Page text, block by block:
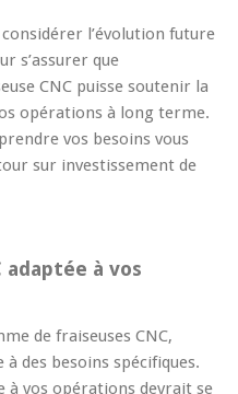
l’évolution future
s’assurer que
CNC puisse soutenir la
opérations à long terme.
vos besoins vous
sur investissement de
adaptée à vos
de fraiseuses CNC,
des besoins spécifiques.
à vos opérations devrait se